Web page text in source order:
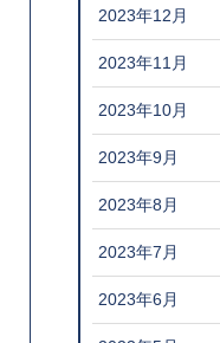
2023年12月
2023年11月
2023年10月
2023年9月
2023年8月
2023年7月
2023年6月